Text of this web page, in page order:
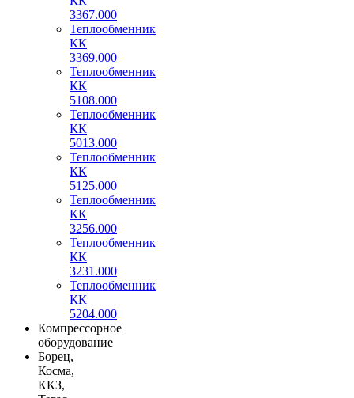
3367.000
Теплообменник
КК
3369.000
Теплообменник
КК
5108.000
Теплообменник
КК
5013.000
Теплообменник
КК
5125.000
Теплообменник
КК
3256.000
Теплообменник
КК
3231.000
Теплообменник
КК
5204.000
Компрессорное
оборудование
Борец,
Косма,
ККЗ,